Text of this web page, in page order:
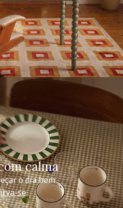
calma
o dia bem
se